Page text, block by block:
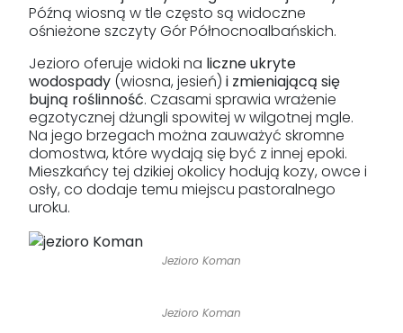
Późną wiosną w tle często są widoczne
ośnieżone szczyty Gór Północnoalbańskich.
Jezioro oferuje widoki na liczne ukryte
wodospady (wiosna, jesień) i zmieniającą się
bujną roślinność. Czasami sprawia wrażenie
egzotycznej dżungli spowitej w wilgotnej mgle.
Na jego brzegach można zauważyć skromne
domostwa, które wydają się być z innej epoki.
Mieszkańcy tej dzikiej okolicy hodują kozy, owce i
osły, co dodaje temu miejscu pastoralnego
uroku.
Jezioro Koman
Jezioro Koman